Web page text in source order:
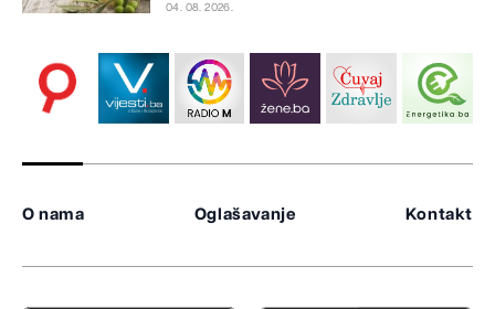
04. 08. 2026.
O nama Oglašavanje Kontakt